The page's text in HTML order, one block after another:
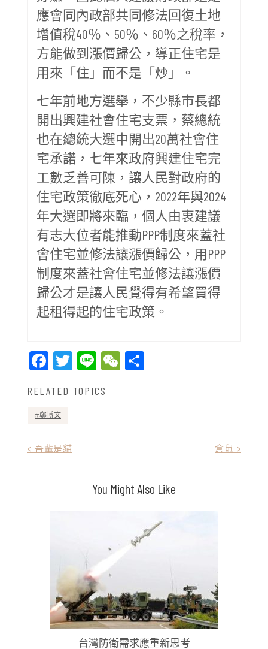
應會同內政部共同修法回復土地
增值稅40％、50％、60％之稅率，
方能做到漲價歸公，導正住宅是
用來「住」而不是「炒」。
七年前地方選舉，不少縣市長都
開出興建社會住宅支票，蔡總統
也在總統大選中開出20萬社會住
宅承諾，七年來政府興建住宅完
工數乏善可陳，讓人民對政府的
住宅政策徹底死心，2022年與2024
年大選即將來臨，個人由衷建議
有志大位者能推動PPP制度來蓋社
會住宅並修法讓漲價歸公，用PPP
制度來蓋社會住宅並修法讓漲價
歸公才是讓人民覺得有希望買得
起租得起的住宅政策。
Facebook
Twitter
LineWeChat
RELATED TOPICS
鄭博文
< 吾輩是貓 倉鼠 >
You Might Also Like
台灣防衛需求應重新思考